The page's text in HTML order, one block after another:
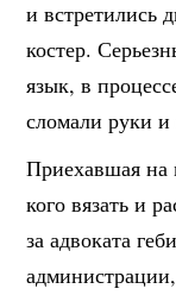
и встретились
костер.
язык, в
сломали руки и
Приехавшая на
кого вязать и
за адвоката